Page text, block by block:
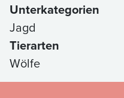
Unterkategorien
Jagd
Tierarten
Wölfe